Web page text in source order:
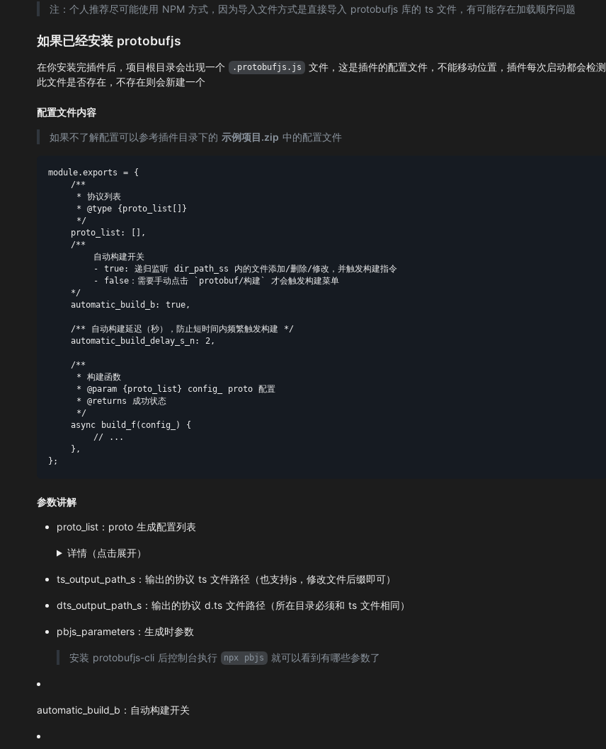
注：个人推荐尽可能使用 NPM 方式，因为导入文件方式是直接导入 protobufjs 库的 ts 文件，有可能存在加载顺序问题
如果已经安装 protobufjs
在你安装完插件后，项目根目录会出现一个 .protobufjs.js 文件，这是插件的配置文件，不能移动位置，插件每次启动都会检测
此文件是否存在，不存在则会新建一个
配置文件内容
如果不了解配置可以参考插件目录下的 示例项目.zip 中的配置文件
module.exports = {
    /**
     * 协议列表
     * @type {proto_list[]}
     */
    proto_list: [],
    /**
        自动构建开关
        - true: 递归监听 dir_path_ss 内的文件添加/删除/修改，并触发构建指令
        - false：需要手动点击 `protobuf/构建` 才会触发构建菜单
    */
    automatic_build_b: true,
    /** 自动构建延迟（秒），防止短时间内频繁触发构建 */
    automatic_build_delay_s_n: 2,
    /**
     * 构建函数
     * @param {proto_list} config_ proto 配置
     * @returns 成功状态
     */
    async build_f(config_) {
        // ...
    },
参数讲解
proto_list：proto 生成配置列表
详情（点击展开）
ts_output_path_s：输出的协议 ts 文件路径（也支持js，修改文件后缀即可）
dts_output_path_s：输出的协议 d.ts 文件路径（所在目录必须和 ts 文件相同）
pbjs_parameters：生成时参数
安装 protobufjs-cli 后控制台执行 npx pbjs 就可以看到有哪些参数了
automatic_build_b：自动构建开关